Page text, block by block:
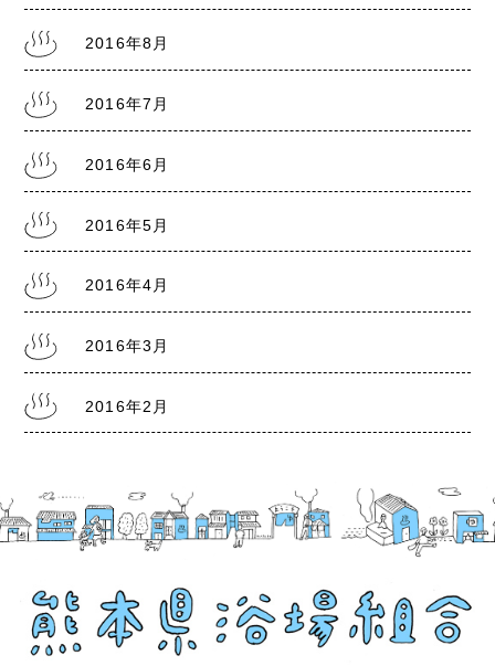
2016年8月
2016年7月
2016年6月
2016年5月
2016年4月
2016年3月
2016年2月